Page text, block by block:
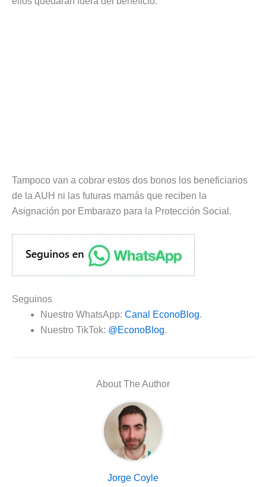
Tampoco van a cobrar estos dos bonos los beneficiarios
de la AUH ni las futuras mamás que reciben la
Asignación por Embarazo para la Protección Social.
Seguinos
Nuestro WhatsApp: Canal EconoBlog.
Nuestro TikTok: @EconoBlog.
About The Author
Jorge Coyle